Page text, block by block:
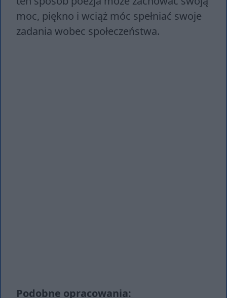
moc, piękno i wciąż móc spełniać swoje
zadania wobec społeczeństwa.
Podobne opracowania: